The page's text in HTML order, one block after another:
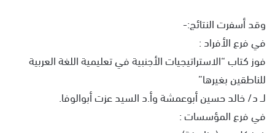
وقد أسفرت النتائج:-
في فرع الأفراد :
فوز كتاب “الاستراتيجيات الأجنبية في تعليمية اللغة العربية
للناطقين بغيرها”
لــ د/ خالد حسين أبوعمشة وأ.د السيد عزت أبوالوفا.
في فرع المؤسسات :